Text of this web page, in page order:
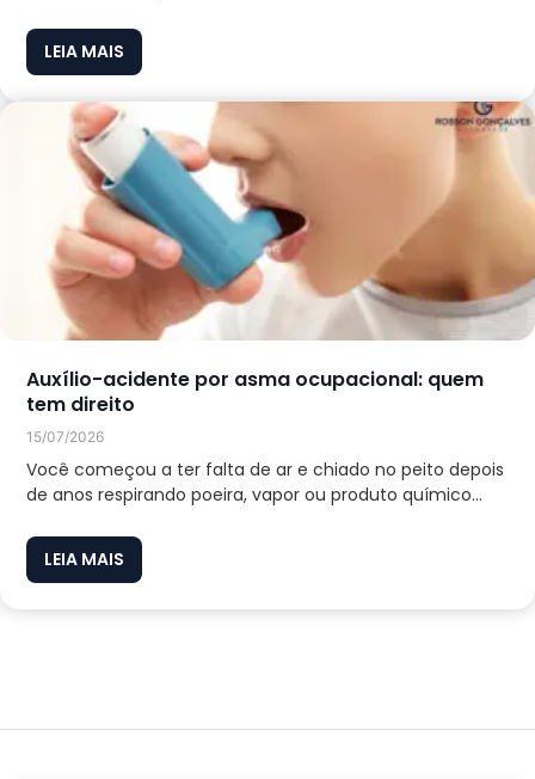
LEIA MAIS
Auxílio-acidente por asma ocupacional: quem
tem direito
15/07/2026
Você começou a ter falta de ar e chiado no peito depois
de anos respirando poeira, vapor ou produto químico...
LEIA MAIS